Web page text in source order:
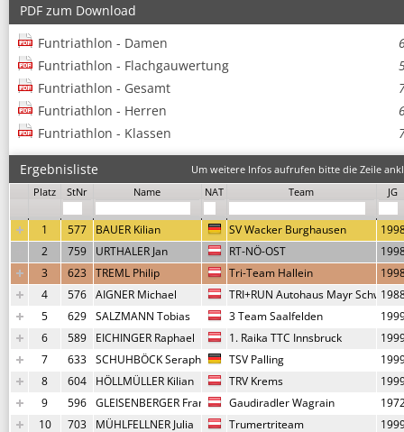
PDF zum Download
Funtriathlon - Damen
Funtriathlon - Flachgauwertung
Funtriathlon - Gesamt
Funtriathlon - Herren
Funtriathlon - Klassen
Ergebnisliste
Um weitere Infos aufrufen bitte die Zeile
Platz
StNr Name NAT Team JG
1 577 BAUER Kilian SV Wacker Burghausen
2
759 URTHALER Jan RT-NÖ-OST
3
623 TREML Philip Tri-Team Hallein
4
576 AIGNER Michael TRI+RUN Autohaus Mayr
5
629 SALZMANN Tobias 3 Team Saalfelden
6
589 EICHINGER Raphael 1. Raika TTC Innsbruck
7
633 SCHUHBÖCK Seraphin TSV Palling
8
604 HÖLLMÜLLER Kilian TRV Krems
9
596 GLEISENBERGER Franz Gaudiradler Wagrain
10
703 MÜHLFELLNER Julia Trumertriteam